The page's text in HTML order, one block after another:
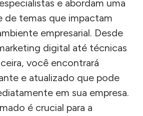
e abordam uma
de temas que impactam
empresarial. Desde
digital até técnicas
você encontrará
e atualizado que pode
em sua empresa.
é crucial para a